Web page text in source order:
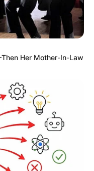
Her Mother-In-Law